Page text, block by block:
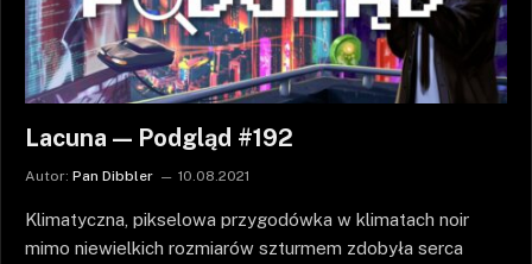
Lacuna — Podgląd #192
Autor: Pan Dibbler 10.08.2021
Klimatyczna, pikselowa przygodówka w klimatach noir
mimo niewielkich rozmiarów szturmem zdobyła serca